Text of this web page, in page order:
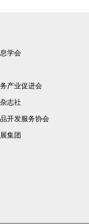
学会
产业促进会
志社
开发服务协会
集团